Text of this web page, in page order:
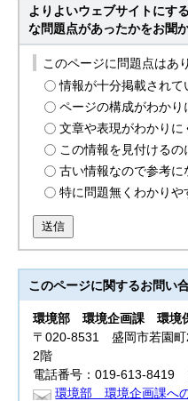
よりよいウェブサイトにす
な問題点があったかをお聞
このページに問題点はあ
情報が十分掲載されて
ページの構成がわかり
文章や表現がわかりに
この情報を見付けるの
古い情報なので参考に
特に問題無くわかりや
送信
このページに関するお問い
環境部環境企画課 環境
〒020-8531 盛岡市若園
2階
電話番号：019-613-8419
環境部 環境企画課へ